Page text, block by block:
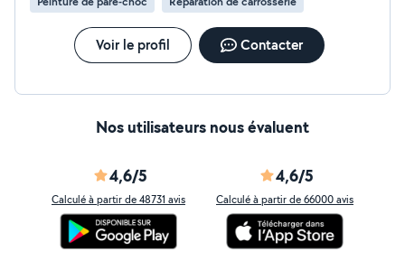
Voir le profil Contacter
Nos utilisateurs nous évaluent
4,6/5
Calculé à partir de 48731 avis
4,6/5
Calculé à partir de 66000 avis